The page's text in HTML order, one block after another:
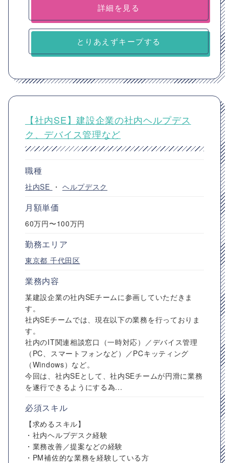
詳細を見る
とりあえずキープする
【社内SE】建設企業の社内ヘルプデス
ク、デバイス管理など
職種
社内SE ・ ヘルプデスク
月額単価
60万円〜100万円
勤務エリア
東京都 千代田区
業務内容
某建設企業の社内SEチームに参画していただきま
す。
社内SEチームでは、現在以下の業務を行っておりま
す。
社内のIT関連相談窓口（一時対応）／デバイス管理
（PC、スマートフォンなど）／PCキッティング
（Windows）など。
今回は、社内SEとして、社内SEチームが円滑に業務
を遂行できるようにする為...
必須スキル
【求めるスキル】
・社内ヘルプデスク経験
・業務改善／提案などの経験
・PM補佐的な業務を経験している方